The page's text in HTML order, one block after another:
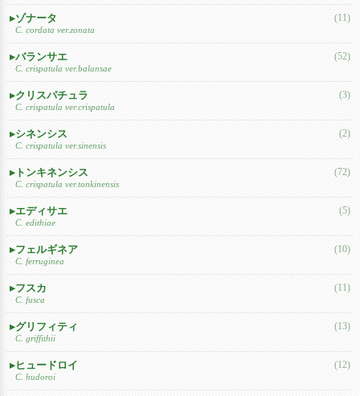
ゾナータ
C. cordata ver.zonata
(11)
バランサエ
C. crispatula ver.balansae
(52)
クリスパチュラ
C. crispatula ver.crispatula
(3)
シネンシス
C. crispatula ver.sinensis
(2)
トンキネンシス
C. crispatula ver.tonkinensis
(72)
エディサエ
C. edithiae
(5)
フェルギネア
C. ferruginea
(10)
フスカ
C. fusca
(11)
グリフィティ
C. griffithii
(13)
ヒュードロイ
C. hudoroi
(12)